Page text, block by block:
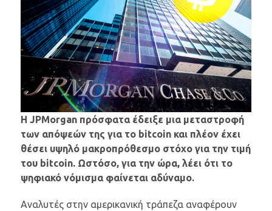
Η JPMorgan πρόσφατα έδειξε μια μεταστροφή
των απόψεών της για το bitcoin και πλέον έχει
θέσει υψηλό μακροπρόθεσμο στόχο για την τιμή
του bitcoin. Ωστόσο, για την ώρα, λέει ότι το
ψηφιακό νόμισμα φαίνεται αδύναμο.
Αναλυτές στην αμερικανική τράπεζα αναφέρουν